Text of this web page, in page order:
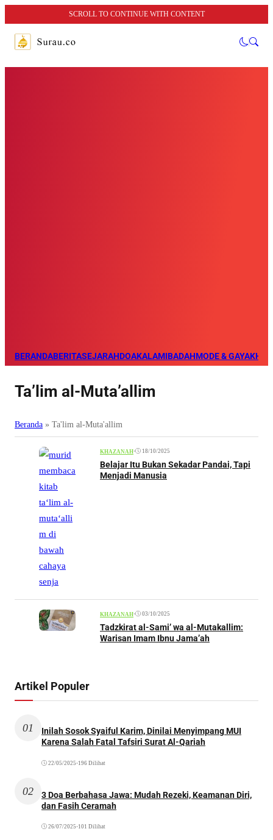
SCROLL TO CONTINUE WITH CONTENT
BERANDABERITASEJARAHDOAKALAMIBADAHMODE & GAYA
Ta’lim al-Muta’allim
Beranda » Ta'lim al-Muta'allim
KHAZANAH• 18/10/2025
Belajar Itu Bukan Sekadar Pandai, Tapi
Menjadi Manusia
KHAZANAH• 03/10/2025
Tadzkirat al-Sami’ wa al-Mutakallim:
Warisan Imam Ibnu Jama’ah
Artikel Populer
01
Inilah Sosok Syaiful Karim, Dinilai Menyimpang MUI
Karena Salah Fatal Tafsiri Surat Al-Qariah
22/05/2025 •196 Dilihat
02
3 Doa Berbahasa Jawa: Mudah Rezeki, Keamanan Diri,
dan Fasih Ceramah
26/07/2025 •101 Dilihat